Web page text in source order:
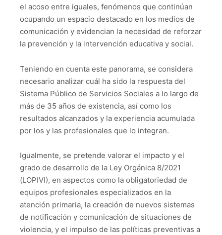
el acoso entre iguales, fenómenos que continúan
ocupando un espacio destacado en los medios de
comunicación y evidencian la necesidad de reforzar
la prevención y la intervención educativa y social.
Teniendo en cuenta este panorama, se considera
necesario analizar cuál ha sido la respuesta del
Sistema Público de Servicios Sociales a lo largo de
más de 35 años de existencia, así como los
resultados alcanzados y la experiencia acumulada
por los y las profesionales que lo integran.
Igualmente, se pretende valorar el impacto y el
grado de desarrollo de la Ley Orgánica 8/2021
(LOPIVI), en aspectos como la obligatoriedad de
equipos profesionales especializados en la
atención primaria, la creación de nuevos sistemas
de notificación y comunicación de situaciones de
violencia, y el impulso de las políticas preventivas a